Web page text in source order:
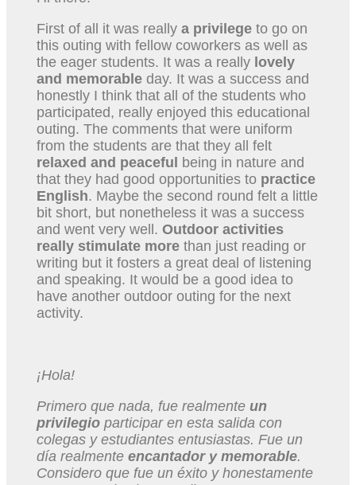
First of all it was really a privilege to go on
this outing with fellow coworkers as well as
the eager students. It was a really lovely
and memorable day. It was a success and
honestly I think that all of the students who
participated, really enjoyed this educational
outing. The comments that were uniform
from the students are that they all felt
relaxed and peaceful
being in nature and
that they had good opportunities to practice
English. Maybe the second round felt a little
bit short, but nonetheless it was a success
and went very well. Outdoor activities
really stimulate more than just reading or
writing but it fosters a great deal of listening
and speaking. It would be a good idea to
have another outdoor outing for the next
activity.
¡Hola!
Primero que nada, fue realmente un
privilegio participar en esta salida con
colegas y estudiantes entusiastas. Fue un
día realmente encantador y memorable.
Considero que fue un éxito y honestamente